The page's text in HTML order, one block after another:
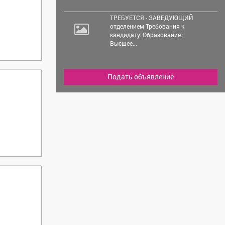
ТРЕБУЕТСЯ - ЗАВЕДУЮЩИЙ
отделением Требования к
кандидату: Образование:
Высшее...
Подать объявление